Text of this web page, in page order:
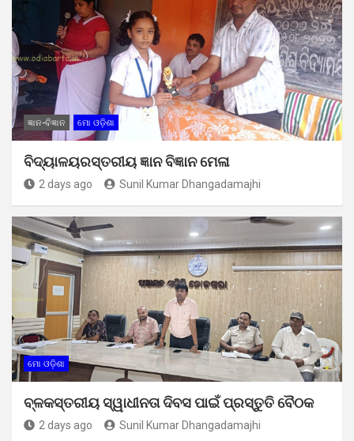
ଜ୍ଞାନ-ବିଜ୍ଞାନ ମୋ ଓଡ଼ିଶା
ବିଦ୍ୟାଳୟରସ୍ତରୀୟ ଜ୍ଞାନ ବିଜ୍ଞାନ ମେଳା
2 days ago Sunil Kumar Dhangadamajhi
ମୋ ଓଡ଼ିଶା
ବ୍ଳକସ୍ତରୀୟ ସ୍ୱାଧୀନତା ଦିବସ ପାଇଁ ପ୍ରସ୍ତୁତି ବୈଠକ
2 days ago Sunil Kumar Dhangadamajhi